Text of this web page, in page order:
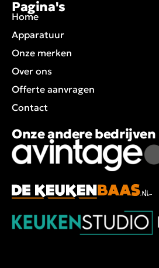
Pagina's
Home
Apparatuur
Onze merken
Over ons
Offerte aanvragen
Contact
Onze andere bedrijven